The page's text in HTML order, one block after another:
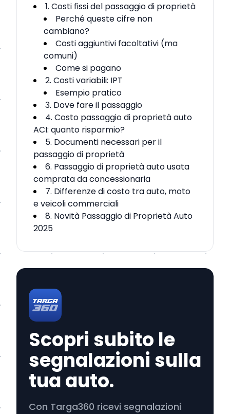
1. Costi fissi del passaggio di proprietà
Perché queste cifre non
cambiano?
Costi aggiuntivi facoltativi (ma
comuni)
Come si pagano
2. Costi variabili: IPT
Esempio pratico
3. Dove fare il passaggio
4. Costo passaggio di proprietà auto
ACI: quanto risparmio?
5. Documenti necessari per il
passaggio di proprietà
6. Passaggio di proprietà auto usata
comprata da concessionaria
7. Differenze di costo tra auto, moto
e veicoli commerciali
8. Novità Passaggio di Proprietà Auto
2025
Scopri subito le
segnalazioni sulla
tua auto.
Con Targa360 ricevi segnalazioni